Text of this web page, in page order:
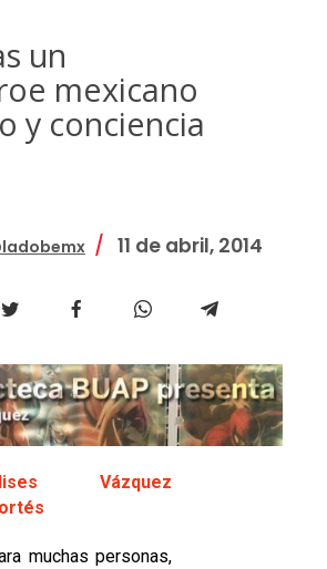
un
mexicano
y conciencia
11 de abril, 2014
Vázquez
muchas personas,